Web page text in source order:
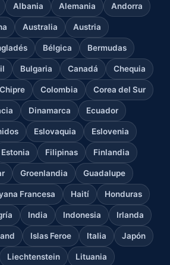
Albania Alemania Andorra
Australia Austria
Bélgica Bermudas
Bulgaria Canadá Chequia
Chipre Colombia Corea del Sur
Dinamarca Ecuador
Eslovaquia Eslovenia
Estonia Filipinas Finlandia
Groenlandia Guadalupe
Francesa Haití Honduras
India Indonesia Irlanda
Islas Feroe Italia Japón
Liechtenstein Lituania